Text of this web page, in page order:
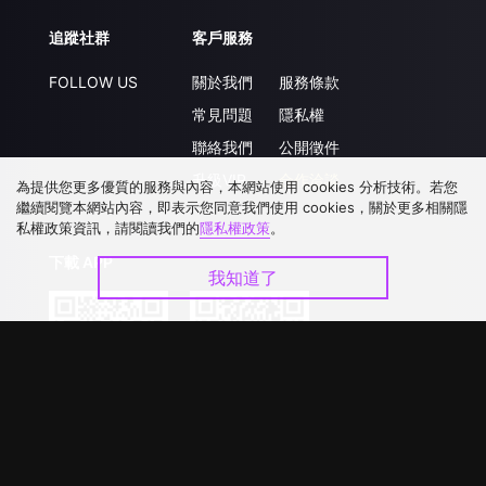
追蹤社群
FOLLOW US
客戶服務
關於我們
常見問題
聯絡我們
升級VIP
服務條款
隱私權
公開徵件
合作洽談
下載 APP
為提供您更多優質的服務與內容，本網站使用 cookies 分析技術。若您
繼續閱覽本網站內容，即表示您同意我們使用 cookies，關於更多相關隱
私權政策資訊，請閱讀我們的隱私權政策。
我知道了